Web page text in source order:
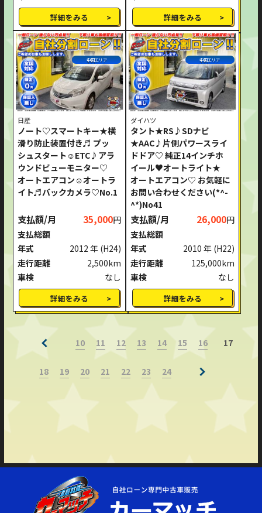
詳細をみる 詳細をみる
中国エリア
日産
ノート♡スマートキー★横
滑り防止装置付き♬ プッ
シュスタート☺ETC♪アラ
ウンドビューモニター♡
オートエアコン☺オートラ
イト♬バックカメラ♡No.1
支払額/月 35,000円
支払総額
年式
2012 年 (H24)
走行距離
2,500km
車検
なし
詳細をみる
中国エリア
ダイハツ
タント★RS♪SDナビ
★AAC♪片側パワースライ
ドドア♡ 純正14インチホ
イール♥オートライト★
オートエアコン♡ お気軽に
お問い合わせください(*^-
^*)No41
支払額/月 26,000円
支払総額
年式
2010 年 (H22)
走行距離
125,000km
車検
なし
詳細をみる
10 11 12 13 14 15 16 17
18 19 20 21 22 23 24